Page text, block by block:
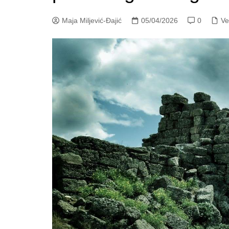
Maja Miljević-Đajić 05/04/2026 0